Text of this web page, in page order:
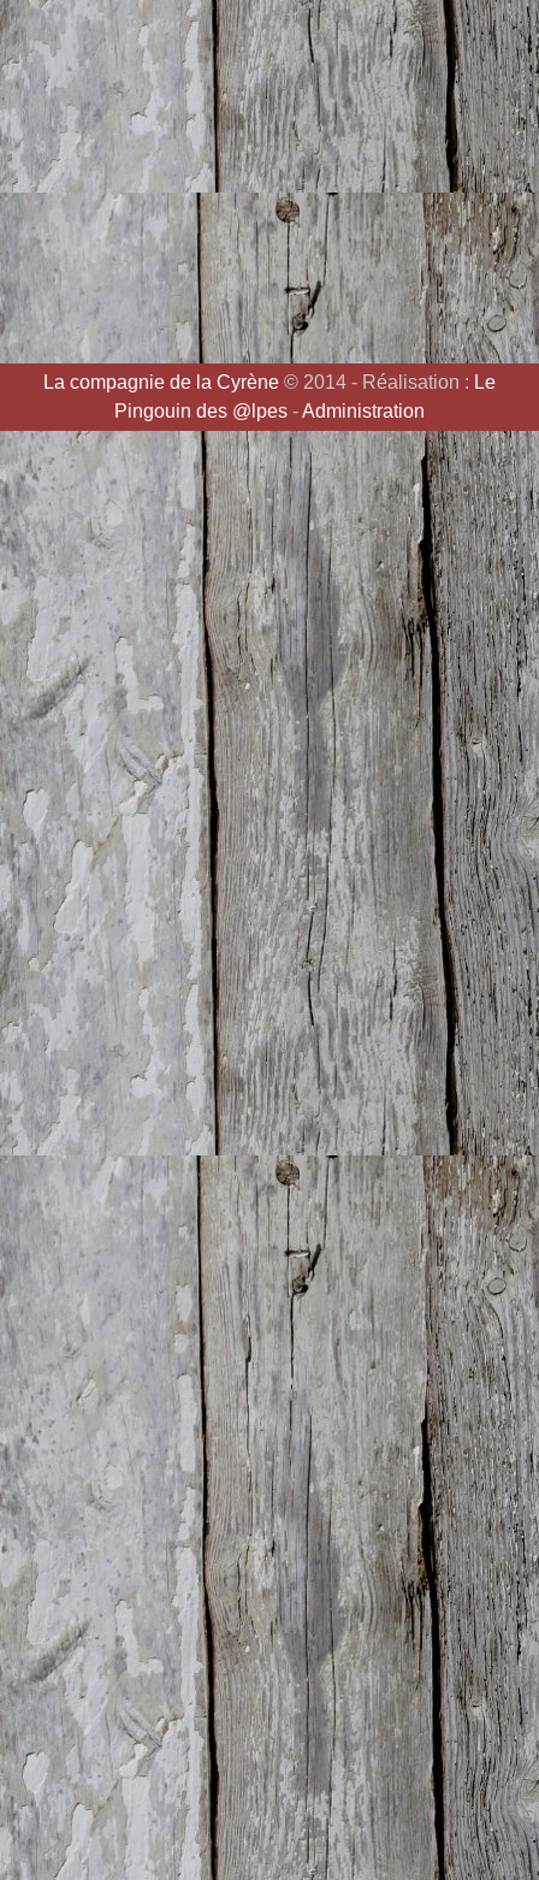
La compagnie de la Cyrène © 2014 - Réalisation : Le
Pingouin des @lpes -Administration